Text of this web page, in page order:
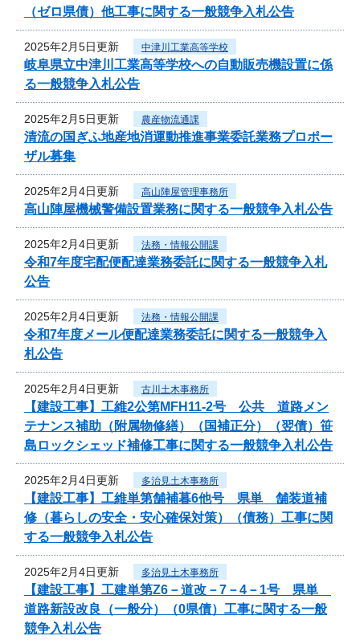
（ゼロ県債）他工事に関する一般競争入札公告
2025年2月5日更新 中津川工業高等学校
岐阜県立中津川工業高等学校への自動販売機設置に係
る一般競争入札公告
2025年2月5日更新 農産物流通課
清流の国ぎふ地産地消運動推進事業委託業務プロポー
ザル募集
2025年2月4日更新 高山陣屋管理事務所
高山陣屋機械警備設置業務に関する一般競争入札公告
2025年2月4日更新 法務・情報公開課
令和7年度宅配便配達業務委託に関する一般競争入札
公告
2025年2月4日更新 法務・情報公開課
令和7年度メール便配達業務委託に関する一般競争入
札公告
2025年2月4日更新 古川土木事務所
【建設工事】工維2公第MFH11-2号 公共 道路メン
テナンス補助（附属物修繕）（国補正分）（翌債）笹
島ロックシェッド補修工事に関する一般競争入札公告
2025年2月4日更新 多治見土木事務所
【建設工事】工維単第舗補暮6他号 県単 舗装道補
修（暮らしの安全・安心確保対策）（債務）工事に関
する一般競争入札公告
2025年2月4日更新 多治見土木事務所
【建設工事】工建単第Z6－道改－7－4－1号 県単
道路新設改良（一般分）（0県債）工事に関する一般
競争入札公告